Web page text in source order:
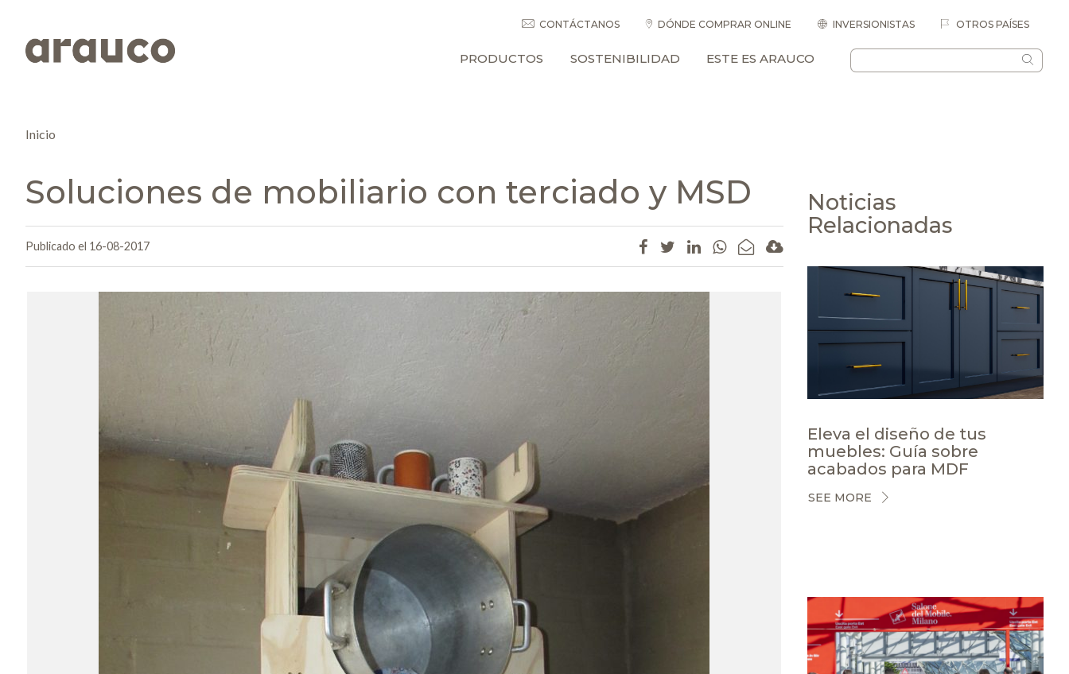
CONTÁCTANOS DÓNDE COMPRAR ONLINE INVERSIONISTAS OTROS PAÍSES
PRODUCTOS SOSTENIBILIDAD ESTE ES ARAUCO
Inicio
Soluciones de mobiliario con terciado y MSD
Publicado el 16-08-2017
Noticias
Relacionadas
Eleva el diseño de tus
muebles: Guía sobre
acabados para MDF
SEE MORE